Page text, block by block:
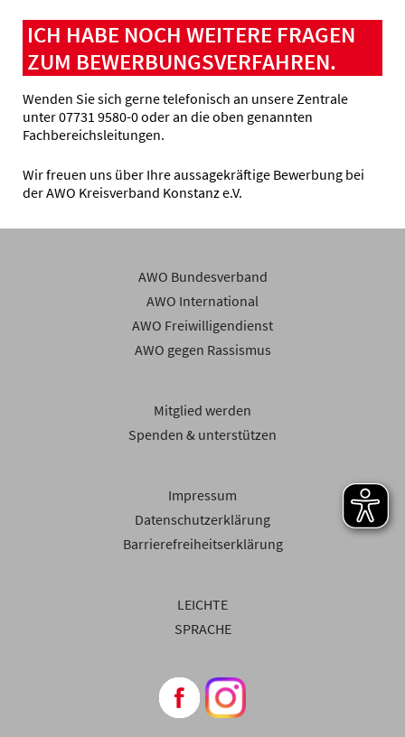
ICH HABE NOCH WEITERE FRAGEN
ZUM BEWERBUNGSVERFAHREN.
Wenden Sie sich gerne telefonisch an unsere Zentrale
unter 07731 9580-0 oder an die oben genannten
Fachbereichsleitungen.
Wir freuen uns über Ihre aussagekräftige Bewerbung bei
der AWO Kreisverband Konstanz e.V.
AWO Bundesverband
AWO International
AWO Freiwilligendienst
AWO gegen Rassismus
Mitglied werden
Spenden & unterstützen
Impressum
Datenschutzerklärung
Barrierefreiheitserklärung
LEICHTE
SPRACHE